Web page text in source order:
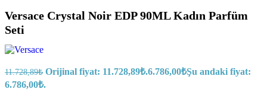
Versace Crystal Noir EDP 90ML Kadın Parfüm
Seti
11.728,89₺ Orijinal fiyat: 11.728,89₺.6.786,00₺Şu andaki fiyat:
6.786,00₺.